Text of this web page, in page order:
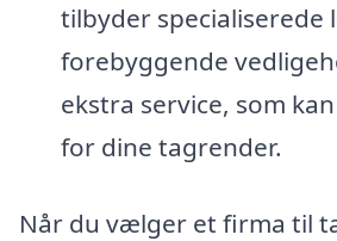
tilbyder specialiserede
forebyggende
ekstra service, som
for dine tagrender.
Når du vælger et firma til